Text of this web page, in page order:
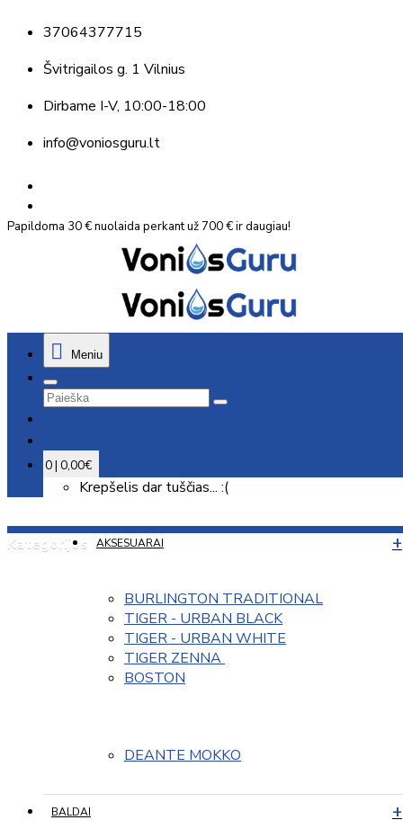
37064377715
Švitrigailos g. 1 Vilnius
Dirbame I-V, 10:00-18:00
info@voniosguru.lt
Papildoma 30 € nuolaida perkant už 700 € ir daugiau!
Meniu
0 | 0,00€
Krepšelis dar tuščias... :(
Kategorijos AKSESUARAI
BURLINGTON TRADITIONAL
TIGER - URBAN BLACK
TIGER - URBAN WHITE
TIGER ZENNA
BOSTON
DEANTE MOKKO
BALDAI